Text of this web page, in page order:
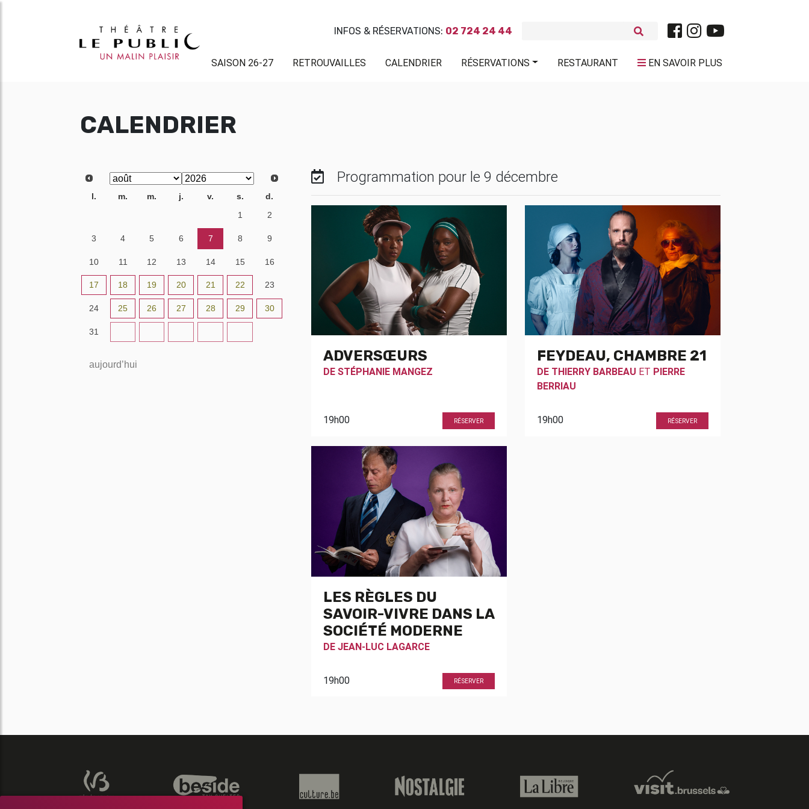
INFOS & RÉSERVATIONS: 02 724 24 44
SAISON 26-27 RETROUVAILLES CALENDRIER RÉSERVATIONS RESTAURANT EN SAVOIR PLUS
CALENDRIER
l. m. m. j. v. s.
d.
1 2
3 4 5 6 7 8 9
10 11 12 13 14 15 16
17 18 19 20 21 22 23
24 25 26 27 28 29 30
31
aujourd’hui
Programmation pour le 9 décembre
ADVERSŒURS
DE STÉPHANIE MANGEZ
19h00 RÉSERVER
FEYDEAU, CHAMBRE 21
DE THIERRY BARBEAU ET PIERRE
BERRIAU
19h00 RÉSERVER
LES RÈGLES DU
SAVOIR-VIVRE DANS LA
SOCIÉTÉ MODERNE
DE JEAN-LUC LAGARCE
19h00 RÉSERVER